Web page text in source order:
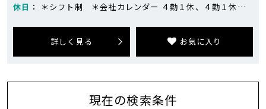
休日 ： ＊シフト制 ＊会社カレンダー ４勤１休、４勤１休、４勤２休の繰り返し（会社カレンダー）
詳しく見る お気に入り
現在の検索条件